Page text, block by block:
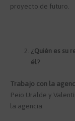
proyecto de futuro.
¿Quién es su
él?
Trabajo con la
Peio Uralde y
la agencia.